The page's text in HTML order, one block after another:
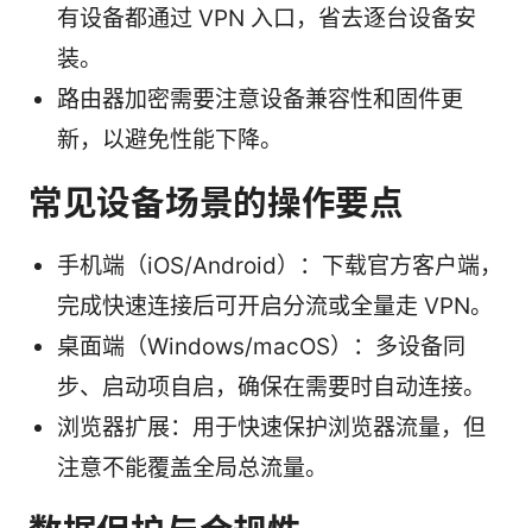
有设备都通过 VPN 入口，省去逐台设备安
装。
路由器加密需要注意设备兼容性和固件更
新，以避免性能下降。
常见设备场景的操作要点
手机端（iOS/Android）：下载官方客户端，
完成快速连接后可开启分流或全量走 VPN。
桌面端（Windows/macOS）：多设备同
步、启动项自启，确保在需要时自动连接。
浏览器扩展：用于快速保护浏览器流量，但
注意不能覆盖全局总流量。